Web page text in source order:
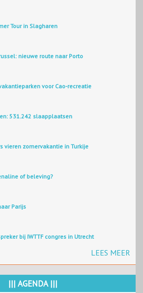
Tour in Slagharen
nieuwe route naar Porto
voor Cao-recreatie
531.242 slaapplaatsen
vieren zomervakantie in Turkije
of beleving?
Parijs
bij IWTTF congres in Utrecht
LEES MEER
||| AGENDA |||